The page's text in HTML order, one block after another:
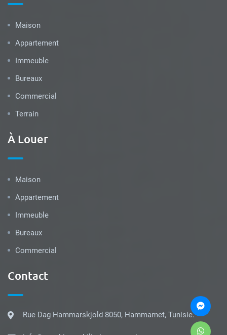
Maison
Appartement
Immeuble
Bureaux
Commercial
Terrain
À Louer
Maison
Appartement
Immeuble
Bureaux
Commercial
Contact
Rue Dag Hammarskjold 8050, Hammamet, Tunisie.